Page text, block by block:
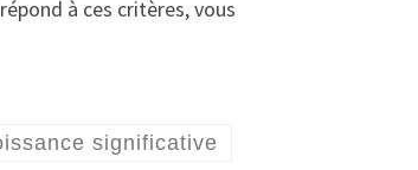
à ces critères, vous
significative